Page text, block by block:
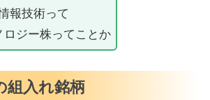
報技術って
ロジー株ってことか
組入れ銘柄